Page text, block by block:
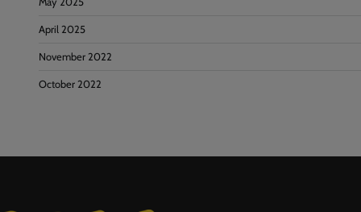
April 2025
November 2022
October 2022